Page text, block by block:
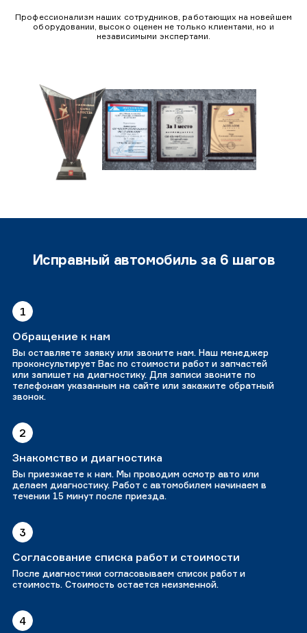
Профессионализм наших сотрудников, работающих на новейшем
оборудовании, высоко оценен не только клиентами, но и
независимыми экспертами.
Исправный автомобиль за 6 шагов
1
Обращение к нам
Вы оставляете заявку или звоните нам. Наш менеджер
проконсультирует Вас по стоимости работ и запчастей
или запишет на диагностику. Для записи звоните по
телефонам указанным на сайте или закажите обратный
звонок.
2
Знакомство и диагностика
Вы приезжаете к нам. Мы проводим осмотр авто или
делаем диагностику. Работ с автомобилем начинаем в
течении 15 минут после приезда.
3
Согласование списка работ и стоимости
После диагностики согласовываем список работ и
стоимость. Стоимость остается неизменной.
4